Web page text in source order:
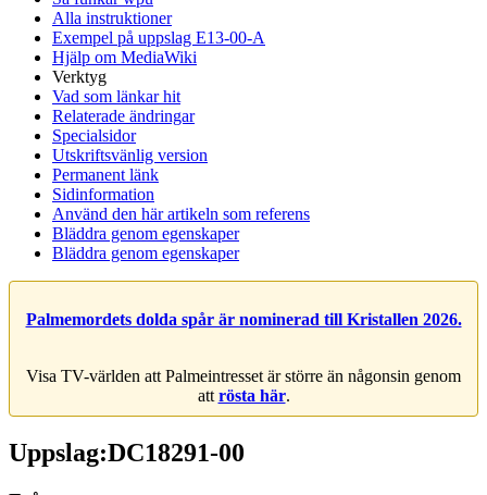
Alla instruktioner
Exempel på uppslag E13-00-A
Hjälp om MediaWiki
Verktyg
Vad som länkar hit
Relaterade ändringar
Specialsidor
Utskriftsvänlig version
Permanent länk
Sidinformation
Använd den här artikeln som referens
Bläddra genom egenskaper
Bläddra genom egenskaper
Palmemordets dolda spår är nominerad till Kristallen 2026.
Visa TV-världen att Palmeintresset är större än någonsin genom
att rösta här.
Uppslag:DC18291-00